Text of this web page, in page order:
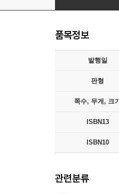
품목정보
발행일
판형
쪽수, 무게, 크기
ISBN13
ISBN10
관련분류